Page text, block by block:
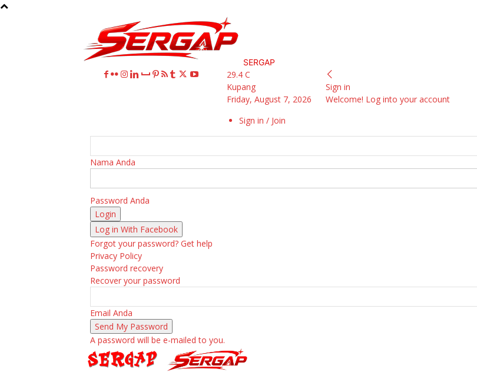
SERGAP
29.4 C
Kupang
Friday, August 7, 2026
Sign in / Join
Sign in
Welcome! Log into your account
Nama Anda
Password Anda
Log in With Facebook
Forgot your password? Get help
Privacy Policy
Password recovery
Recover your password
Email Anda
A password will be e-mailed to you.